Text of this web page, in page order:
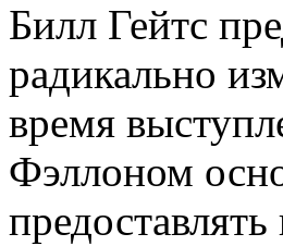
Билл Гейтс
радикально
время
Фэллоном